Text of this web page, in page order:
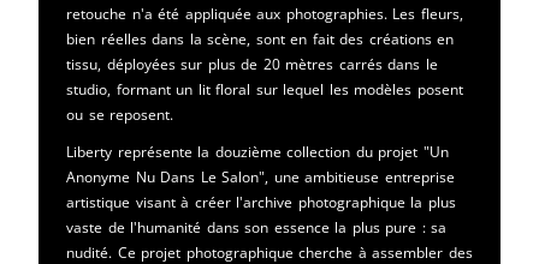
retouche n'a été appliquée aux photographies. Les fleurs,
bien réelles dans la scène, sont en fait des créations en
tissu, déployées sur plus de 20 mètres carrés dans le
studio, formant un lit floral sur lequel les modèles posent
ou se reposent.
Liberty représente la douzième collection du projet "Un
Anonyme Nu Dans Le Salon", une ambitieuse entreprise
artistique visant à créer l'archive photographique la plus
vaste de l'humanité dans son essence la plus pure : sa
nudité. Ce projet photographique cherche à assembler des